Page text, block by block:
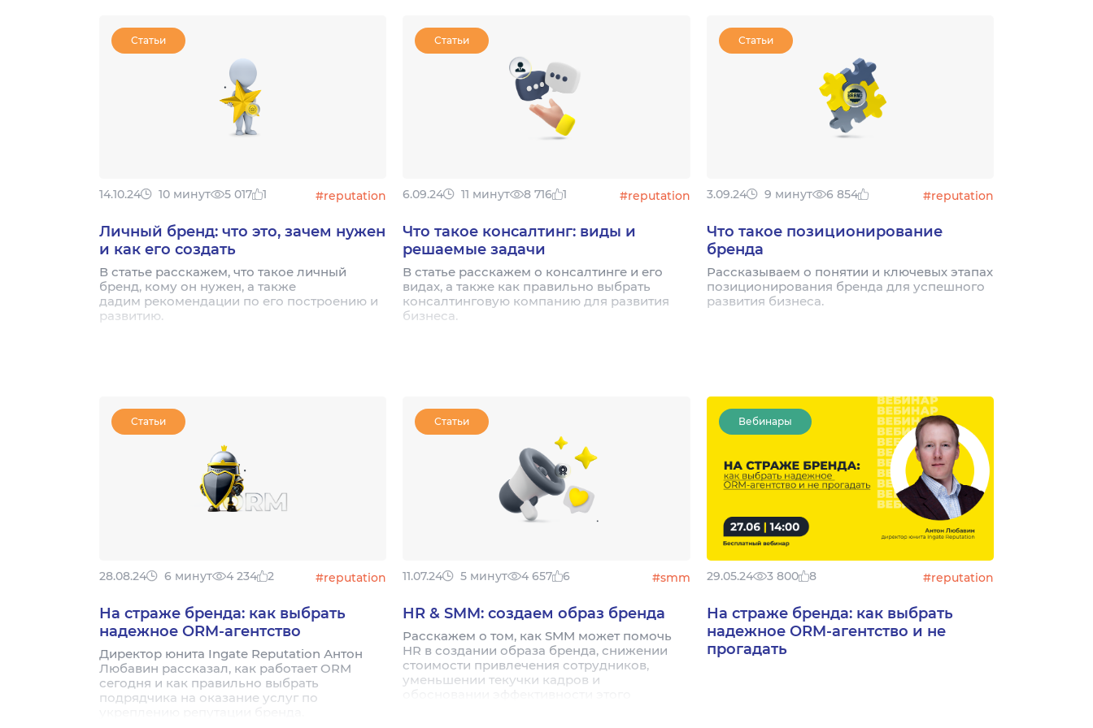
Статьи
14.10.24 10 минут 5 017 1 #reputation
Личный бренд: что это, зачем нужен
и как его создать
В статье расскажем, что такое личный
бренд, кому он нужен, а также
дадим рекомендации по его построению и
развитию.
Статьи
6.09.24 11 минут 8 716 1 #reputation
Что такое консалтинг: виды и
решаемые задачи
В статье расскажем о консалтинге и его
видах, а также как правильно выбрать
консалтинговую компанию для развития
бизнеса.
Статьи
3.09.24 9 минут 6 854 #reputation
Что такое позиционирование
бренда
Рассказываем о понятии и ключевых этапах
позиционирования бренда для успешного
развития бизнеса.
Статьи
28.08.24 6 минут 4 234 2 #reputation
На страже бренда: как выбрать
надежное ORM-агентство
Директор юнита Ingate Reputation Антон
Любавин рассказал, как работает ORM
сегодня и как правильно выбрать
подрядчика на оказание услуг по
Статьи
11.07.24 5 минут 4 657 6 #smm
HR & SMM: создаем образ бренда
Расскажем о том, как SMM может помочь
HR в создании образа бренда, снижении
стоимости привлечения сотрудников,
уменьшении текучки кадров и
Вебинары
29.05.24 3 800 8 #reputation
На страже бренда: как выбрать
надежное ORM-агентство и не
прогадать